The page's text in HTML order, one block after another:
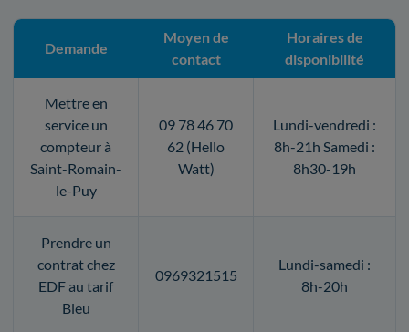
Demande
Moyen de
contact
Horaires de
disponibilité
Mettre en
service un
compteur à
Saint-Romain-
le-Puy
09 78 46 70
62 (Hello
Watt)
Lundi-vendredi :
8h-21h Samedi :
8h30-19h
Prendre un
contrat chez
EDF au tarif
Bleu
0969321515
Lundi-samedi :
8h-20h